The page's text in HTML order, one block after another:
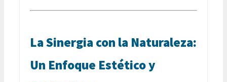
La Sinergia con la Naturaleza:
Un Enfoque Estético y